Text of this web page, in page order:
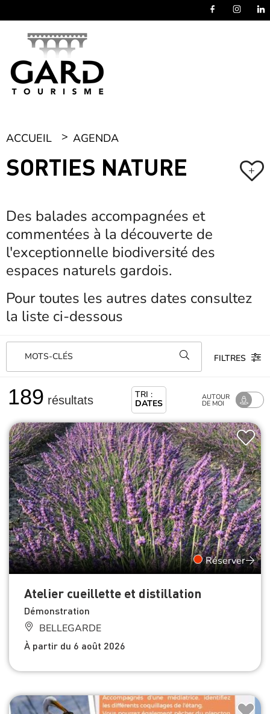
ACCUEIL AGENDA
SORTIES NATURE +
Des balades accompagnées et
commentées à la découverte de
l'exceptionnelle biodiversité des
espaces naturels gardois.
Pour toutes les autres dates consultez
la liste ci-dessous
MOTS-CLÉS FILTRES
189 résultats TRI :
DATES
AUTOUR
DE MOI
Réserver
Atelier cueillette et distillation
Démonstration
BELLEGARDE
À partir du 6 août 2026